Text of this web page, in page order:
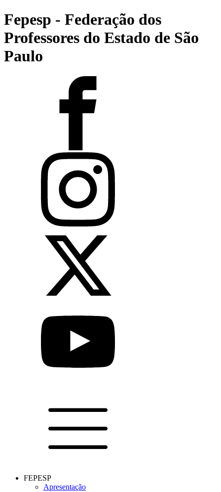
Fepesp - Federação dos
Professores do Estado de São
Paulo
FEPESP
Apresentação